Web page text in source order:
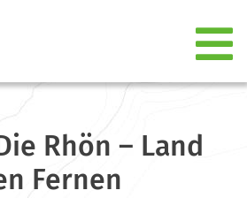
Rhön – Land
Fernen